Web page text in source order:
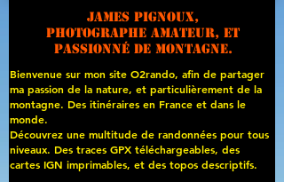
James PIGNOUX,
photographe amateur, et
passionné de montagne.
Bienvenue sur mon site O2rando, afin de partager
ma passion de la nature, et particulièrement de la
montagne. Des itinéraires en France et dans le
monde.
Découvrez une multitude de randonnées pour tous
niveaux. Des traces GPX téléchargeables, des
cartes IGN imprimables, et des topos descriptifs.